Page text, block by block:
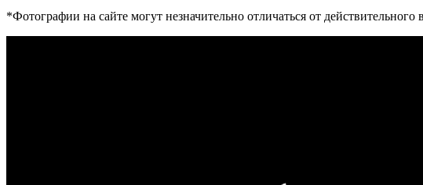
*Фотографии на сайте могут незначительно отличаться от действительного